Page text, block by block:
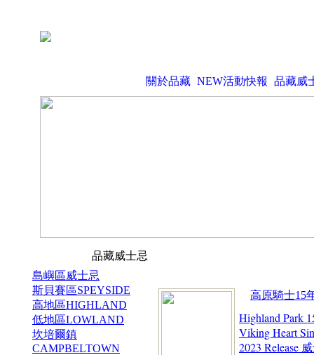
關於品藏 NEW活動快報 品藏威
品藏威士忌
島嶼區威士忌
斯貝賽區SPEYSIDE
高地區HIGHLAND
低地區LOWLAND
坎培爾鎮
CAMPBELTOWN
高原騎士15
Highland Park
Viking Heart
2023 Release